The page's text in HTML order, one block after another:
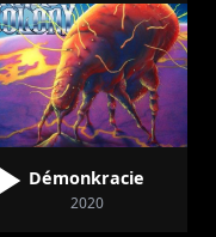
Studecký
Démonkracie
2020